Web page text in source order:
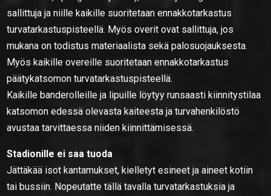
sallittuja ja niille kaikille suoritetaan ennakkotarkastus
turvatarkastuspisteellä. Myös overit ovat sallittuja, jos
mukana on todistus materiaalista sekä palosuojauksesta.
Myös kaikille overeille suoritetaan ennakkotarkastus
päätykatsomon turvatarkastuspisteellä.
Kaikille banderolleille ja lipuille löytyy runsaasti kiinnitystilaa
katsomon edessä olevasta kaiteesta ja turvahenkilöstö
avustaa tarvittaessa niiden kiinnittämisessä.
Stadionille ei saa tuoda
Jättäkää isot kantamukset, kielletyt esineet ja aineet kotiin
tai bussiin. Nopeutatte tällä tavalla turvatarkastuksia ja